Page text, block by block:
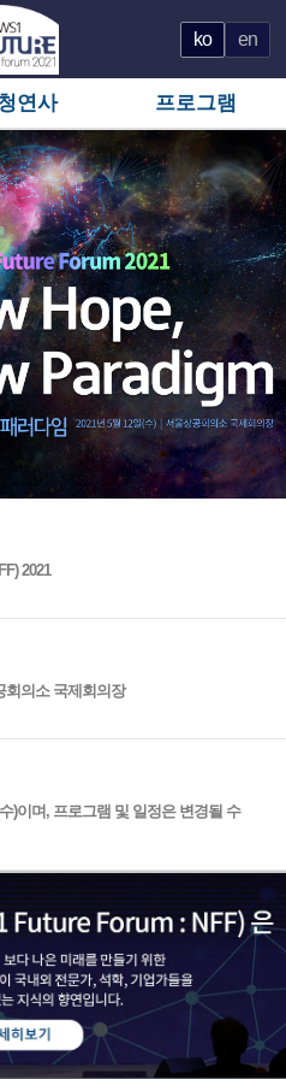
ko en
연사 프로그램
2021
회의소 국제회의장
)이며, 프로그램 및 일정은 변경될 수